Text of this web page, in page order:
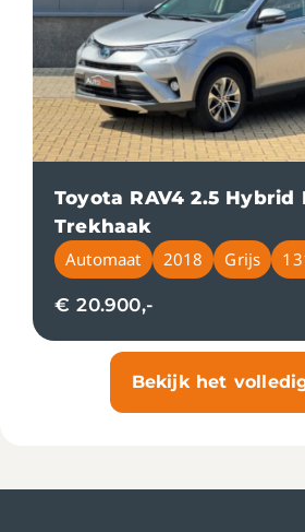
Toyota RAV4 2.5 Hybrid
Trekhaak
Automaat
2018 Grijs
€ 20.900,-
Bekijk het